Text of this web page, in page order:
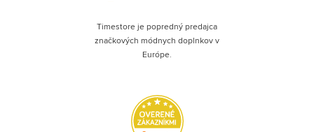
Timestore je popredný predajca
značkových módnych doplnkov v
Európe.